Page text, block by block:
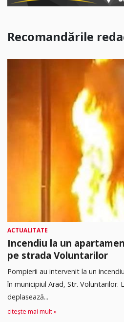
Recomandările
ACTUALITATE
Incendiu la un
pe strada Voluntarilor
Pompierii au intervenit la un
în municipiul Arad, Str. Voluntarilor.
deplasează...
citește mai mult »